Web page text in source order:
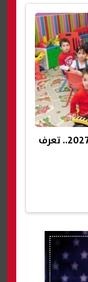
شروط التقديم لمرحلة رياض الأطفال 2027.. تعرف